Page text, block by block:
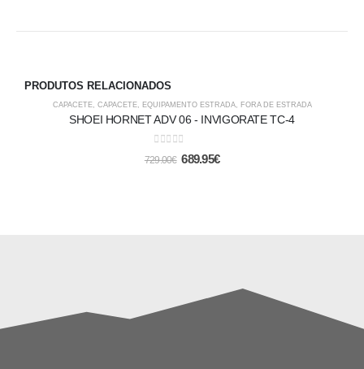
PRODUTOS RELACIONADOS
CAPACETE, CAPACETE, EQUIPAMENTO ESTRADA, FORA DE ESTRADA
SHOEI HORNET ADV 06 - INVIGORATE TC-4
0 out of 5
729.00€ 689.95€